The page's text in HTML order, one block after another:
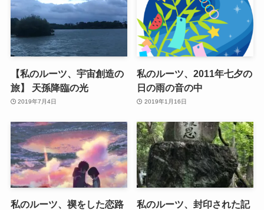
【私のルーツ、宇宙創造の
旅】 天孫降臨の光
2019年7月4日
私のルーツ、2011年七夕の
日の雨の音の中
2019年1月16日
私のルーツ、禊をした恋路
私のルーツ、封印された記